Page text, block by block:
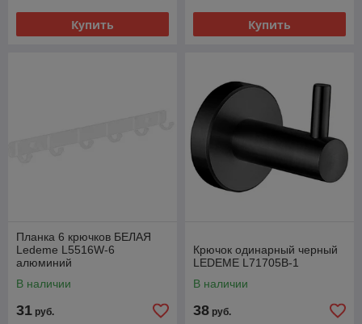
Купить Купить
Планка 6 крючков БЕЛАЯ
Ledeme L5516W-6
алюминий
В наличии
31 руб.
Крючок одинарный черный
LEDEME L71705B-1
В наличии
38 руб.